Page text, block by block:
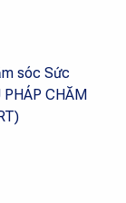
sóc Sức
CHĂM